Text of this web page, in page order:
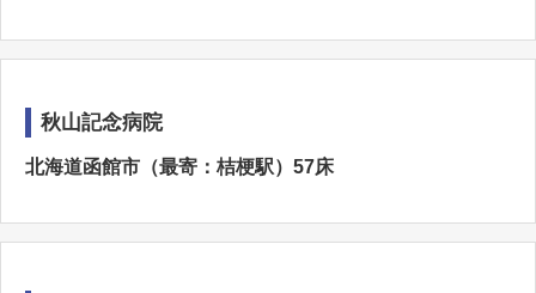
秋山記念病院
北海道函館市（最寄：桔梗駅）57床